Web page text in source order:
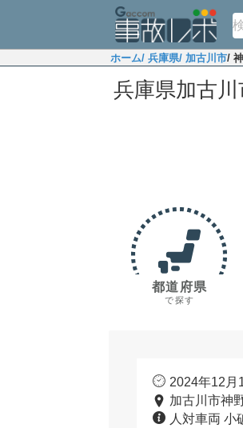
ホーム/ 兵庫県/ 加古川市/
兵庫県加古
都道府県
で探す
2024年12月
加古川市神
人対車両 小